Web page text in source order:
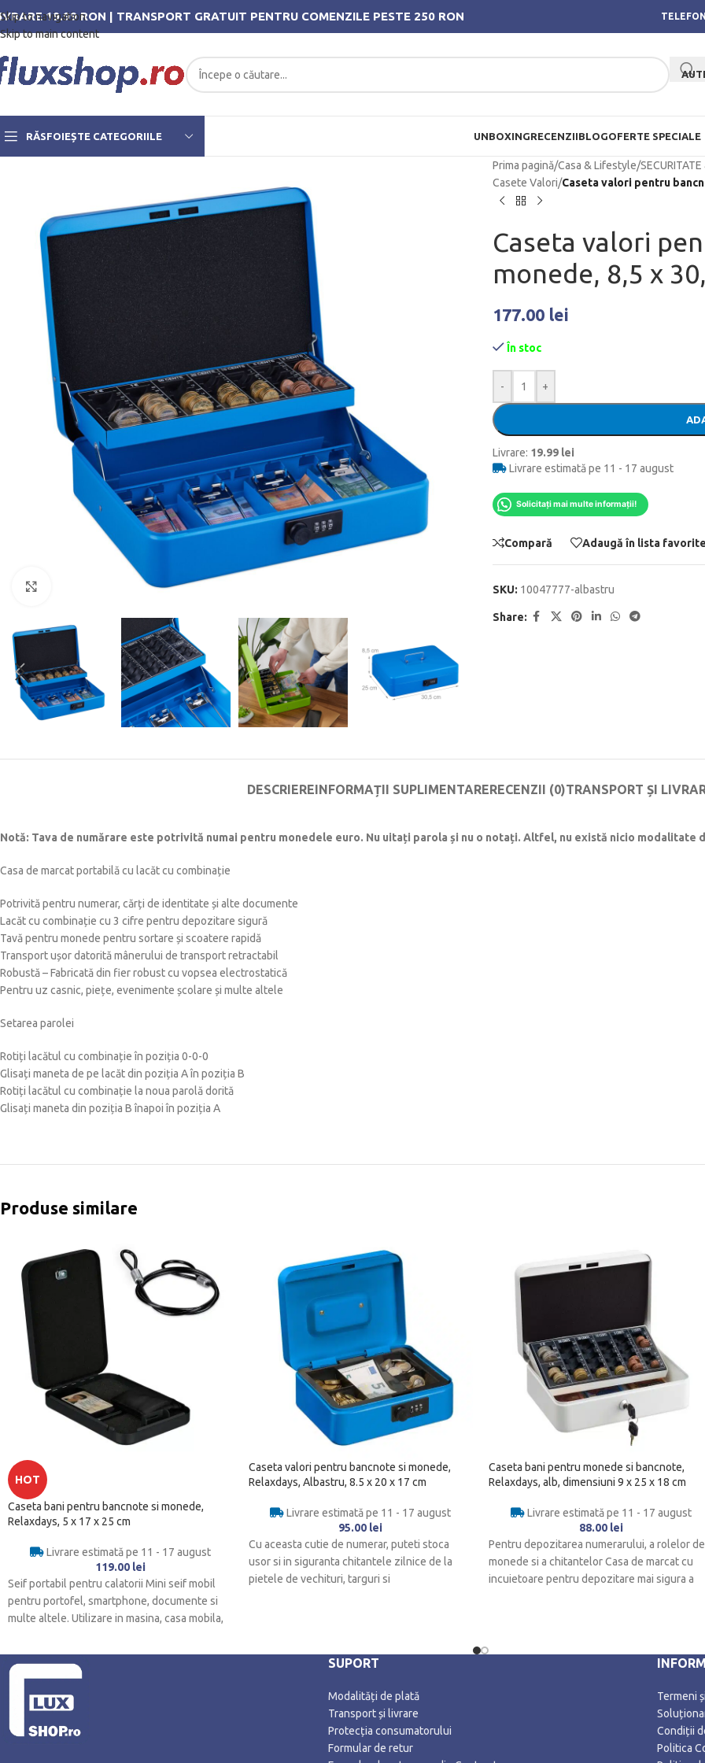
Skip to navigation
Skip to main content
19.99 RON | TRANSPORT GRATUIT PENTRU COMENZILE PESTE 250 RON
RĂSFOIEȘTE CATEGORIILE UNBOXINGRECENZIIBLOGOFERTE SPECIALE
Prima pagină/Casa & Lifestyle/SECURITATE
Casete Valori/Caseta valori pentru
Caseta valori
monede, 8,5 x
177.00 lei
În stoc
- +
Livrare: 19.99 lei
Livrare estimată pe 11 - 17 august
Solicitați mai multe informații!
Compară Adaugă în lista favorite
SKU: 10047777-albastru
Share:
DESCRIEREINFORMAȚII SUPLIMENTARERECENZII (0)TRANSPORT ȘI
Notă: Tava de numărare este potrivită numai pentru monedele euro. Nu uitați parola și nu o notați. Altfel, nu există nicio modalitate
Casa de marcat portabilă cu lacăt cu combinație
Potrivită pentru numerar, cărți de identitate și alte documente
Lacăt cu combinație cu 3 cifre pentru depozitare sigură
Tavă pentru monede pentru sortare și scoatere rapidă
Transport ușor datorită mânerului de transport retractabil
Robustă – Fabricată din fier robust cu vopsea electrostatică
Pentru uz casnic, piețe, evenimente școlare și multe altele
Setarea parolei
Rotiți lacătul cu combinație în poziția 0-0-0
Glisați maneta de pe lacăt din poziția A în poziția B
Rotiți lacătul cu combinație la noua parolă dorită
Glisați maneta din poziția B înapoi în poziția A
Produse similare
HOT
Caseta bani pentru bancnote si monede,
Relaxdays, 5 x 17 x 25 cm
Livrare estimată pe 11 - 17 august
119.00 lei
Seif portabil pentru calatorii Mini seif mobil
pentru portofel, smartphone, documente si
multe altele. Utilizare in masina, casa mobila,
Caseta valori pentru bancnote si monede,
Relaxdays, Albastru, 8.5 x 20 x 17 cm
Livrare estimată pe 11 - 17 august
95.00 lei
Cu aceasta cutie de numerar, puteti stoca
usor si in siguranta chitantele zilnice de la
pietele de vechituri, targuri si
Caseta bani pentru monede si bancnote,
Relaxdays, alb, dimensiuni 9 x 25 x 18 cm
Livrare estimată pe 11 - 17 august
88.00 lei
Pentru depozitarea numerarului, a rolelor de
monede si a chitantelor Casa de marcat cu
incuietoare pentru depozitare mai sigura a
SUPORT
Modalități de plată
Transport și livrare
Protecția consumatorului
Formular de retur
Termeni
Condiții
Politica